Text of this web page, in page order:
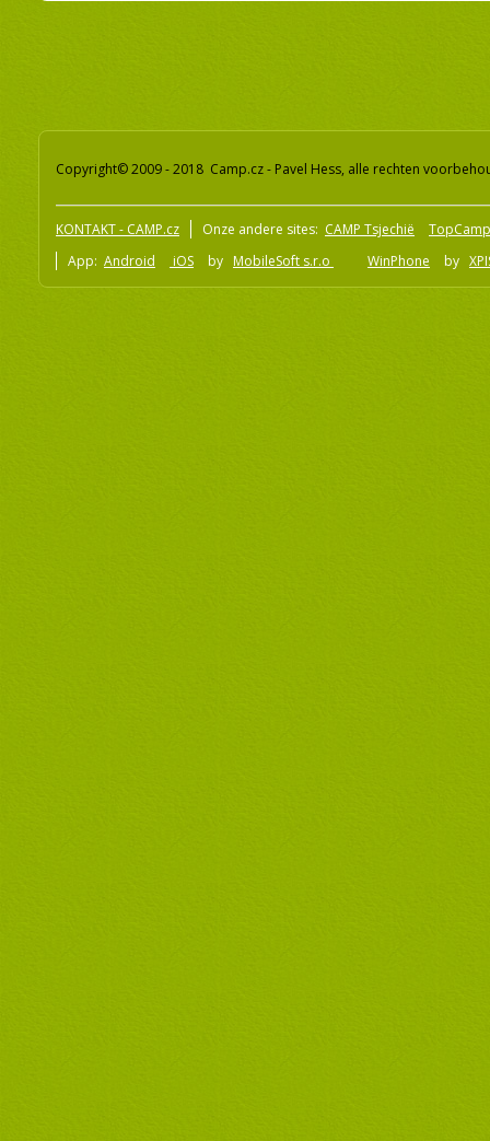
Copyright© 2009 - 2018 Camp.cz - Pavel Hess, alle rechten
KONTAKT - CAMP.cz Onze andere sites: CAMP Tsjechië
App: Android iOS by MobileSoft s.r.o WinPhone by